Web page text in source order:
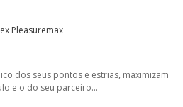
Pleasuremax
dos seus pontos e estrias, maximizam
e o do seu parceiro...